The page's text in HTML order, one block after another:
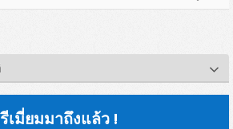
เมี่ยมมาถึงแล้ว !